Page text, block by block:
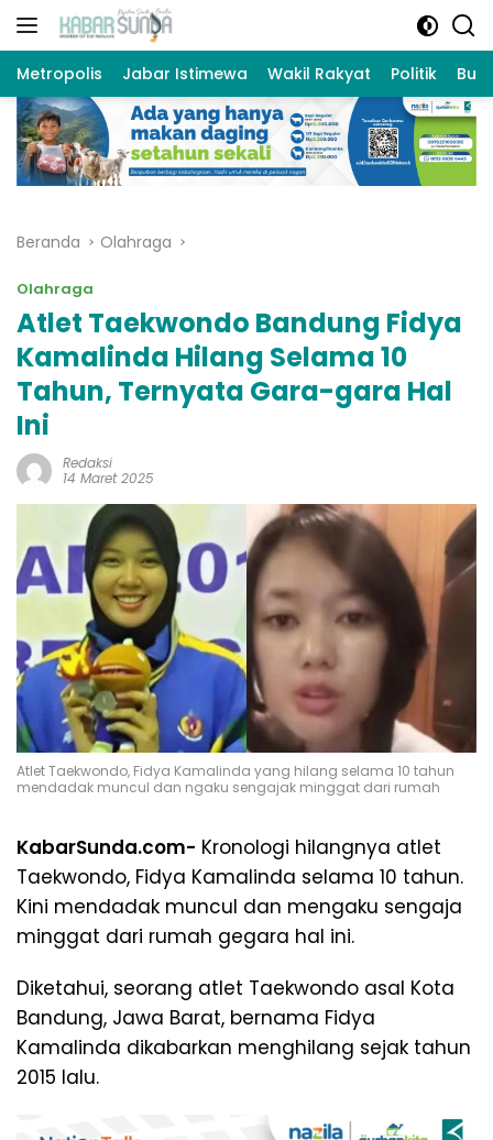
Langsung
Metropolis Jabar Istimewa Wakil Rakyat Politik
Beranda Olahraga
Olahraga
Atlet Taekwondo Bandung Fidya
Kamalinda Hilang Selama 10
Tahun, Ternyata Gara-gara Hal
Ini
Redaksi
14 Maret 2025
Atlet Taekwondo, Fidya Kamalinda yang hilang selama 10 tahun
mendadak muncul dan ngaku sengajak minggat dari rumah
KabarSunda.com- Kronologi hilangnya atlet
Taekwondo, Fidya Kamalinda selama 10 tahun.
Kini mendadak muncul dan mengaku sengaja
minggat dari rumah gegara hal ini.
Diketahui, seorang atlet Taekwondo asal Kota
Bandung, Jawa Barat, bernama Fidya
Kamalinda dikabarkan menghilang sejak tahun
2015 lalu.